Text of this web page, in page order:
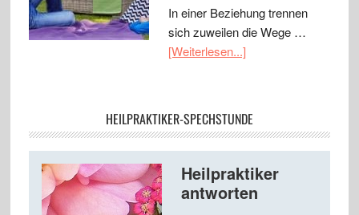
In einer Beziehung trennen
sich zuweilen die Wege …
[Weiterlesen...]
HEILPRAKTIKER-SPECHSTUNDE
Heilpraktiker
antworten